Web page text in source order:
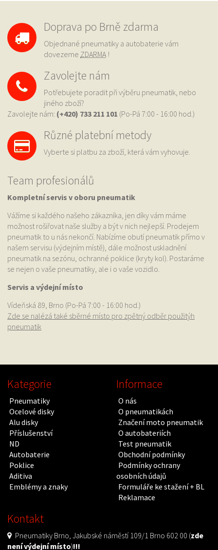
Doprava po Brně zdarma
Objednané pneumatiky a autobaterie vám
dovezeme ZDARMA !
Zavolejte nám
Potřebujete poradit při výběru pneumatik, nebo
jiného zboží?
Zavolejte nám: (+420) 733 211 101 (Po-Pá 7:00 - 16:00 hod.)
Různé platební metody
Vyberte si platbu za zboží, která vám vyhovuje.
Team profesionálů
Kompletní servis v oboru pneumatik
Vážíme si každého našeho zákazníka, jen díky vám máme
možnost rošiřovat naše služby a být v nich nejlepší. Prodejem
pneumatik to u nás nekončí. Nabízíme obutí pneumatik přímo v
našem servisu (výdejním místě), dále možnost uskladnění
pneumatik na sezónu, ochranné poklice (kryty kol). Postaráme
se nejen o vaše pneumatiky, ale i o vaše vozidlo.
Servis a výdejní místo
Vídeňská 89, Brno (Po-Pá 7:00 - 16:00 hod.)
Zde se nalézá také sběrné místo pro zpětný odběr použitýh
pneumatik
Kategorie
Pneumatiky
Ocelové disky
Alu disky
Příslušenství
ND
Autobaterie
Poklice
Aditiva
Emblémy a znaky
Informace
O nás
O pneumatikách
Značení moto pneumatik
O autobateriích
Test pneumatik
Obchodní podmínky
Podmínky ochrany
osobních údajů
Formuláře ke stažení + BL
Reklamace
Kontakt
Pneumatiky Brno, Jakubské náměstí 109/1 Brno 602 00 (zde
není výdejní místo)!!!